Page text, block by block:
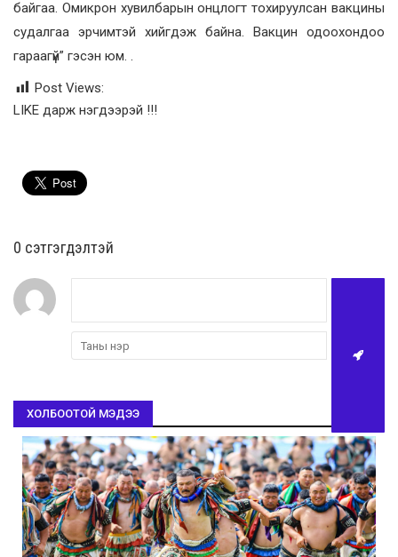
байгаа. Омикрон хувилбарын онцлогт тохируулсан вакцины
судалгаа эрчимтэй хийгдэж байна. Вакцин одоохондоо
гараагүй” гэсэн юм. .
Post Views:
LIKE дарж нэгдээрэй !!!
0 cэтгэгдэлтэй
ХОЛБООТОЙ МЭДЭЭ